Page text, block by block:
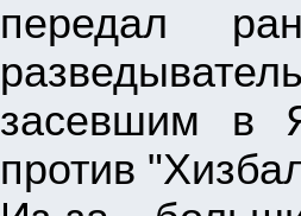
передал
засевшим в
против